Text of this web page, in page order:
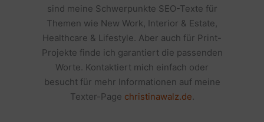
sind meine Schwerpunkte SEO-Texte für
Themen wie New Work, Interior & Estate,
Healthcare & Lifestyle. Aber auch für Print-
Projekte finde ich garantiert die passenden
Worte. Kontaktiert mich einfach oder
besucht für mehr Informationen auf meine
Texter-Page christinawalz.de.